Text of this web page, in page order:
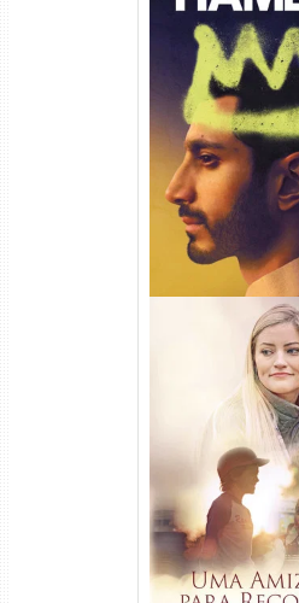
Hamlet Torrent
DL 1080p
Uma Amizade
Torrent (2025)
Dual